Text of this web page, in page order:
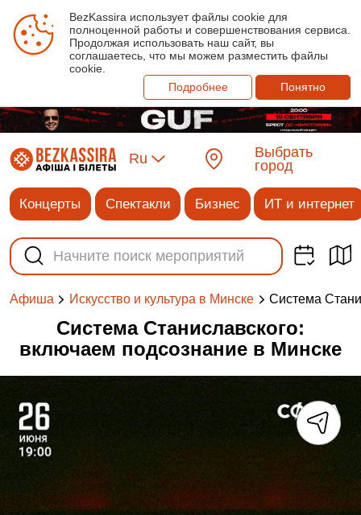
BezKassira использует файлы cookie для
полноценной работы и совершенствования сервиса.
Продолжая использовать наш сайт, вы
соглашаетесь, что мы можем разместить файлы
cookie.
Подробнее
Понятно
Ru
Выбрать
город
Концерты Спектакли Бизнес ИТ и интернет
Афиша Искусство и культура в Минске Система
Система Станиславского:
включаем подсознание в Минске